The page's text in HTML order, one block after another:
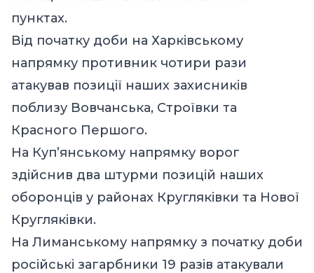
пунктах.
Від початку доби на Харківському
напрямку противник чотири рази
атакував позиції наших захисників
поблизу Вовчанська, Строївки та
Красного Першого.
На Куп’янському напрямку ворог
здійснив два штурми позицій наших
оборонців у районах Кругляківки та Нової
Кругляківки.
На Лиманському напрямку з початку доби
російські загарбники 19 разів атакували